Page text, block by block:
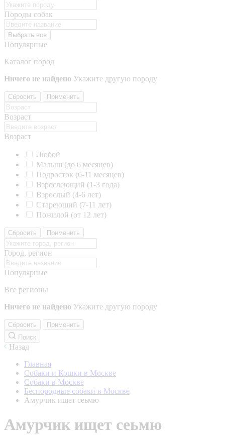
Породы собак
Выбрать все
Популярные
Каталог пород
Ничего не найдено Укажите другую породу
Сбросить Применить
Возраст
Возраст
Любой
Малыш (до 6 месяцев)
Подросток (6-11 месяцев)
Взрослеющий (1-3 года)
Взрослый (4-6 лет)
Стареющий (7-11 лет)
Пожилой (от 12 лет)
Сбросить Применить
Город, регион
Популярные
Все регионы
Ничего не найдено Укажите другую породу
Сбросить
Применить
Поиск
Назад
Главная
Собаки и Кошки в Москве
Собаки в Москве
Беспородные собаки в Москве
Амурчик ищет сеьмю
Амурчик ищет сеьмю